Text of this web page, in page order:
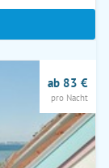
ab 83 €
pro Nacht